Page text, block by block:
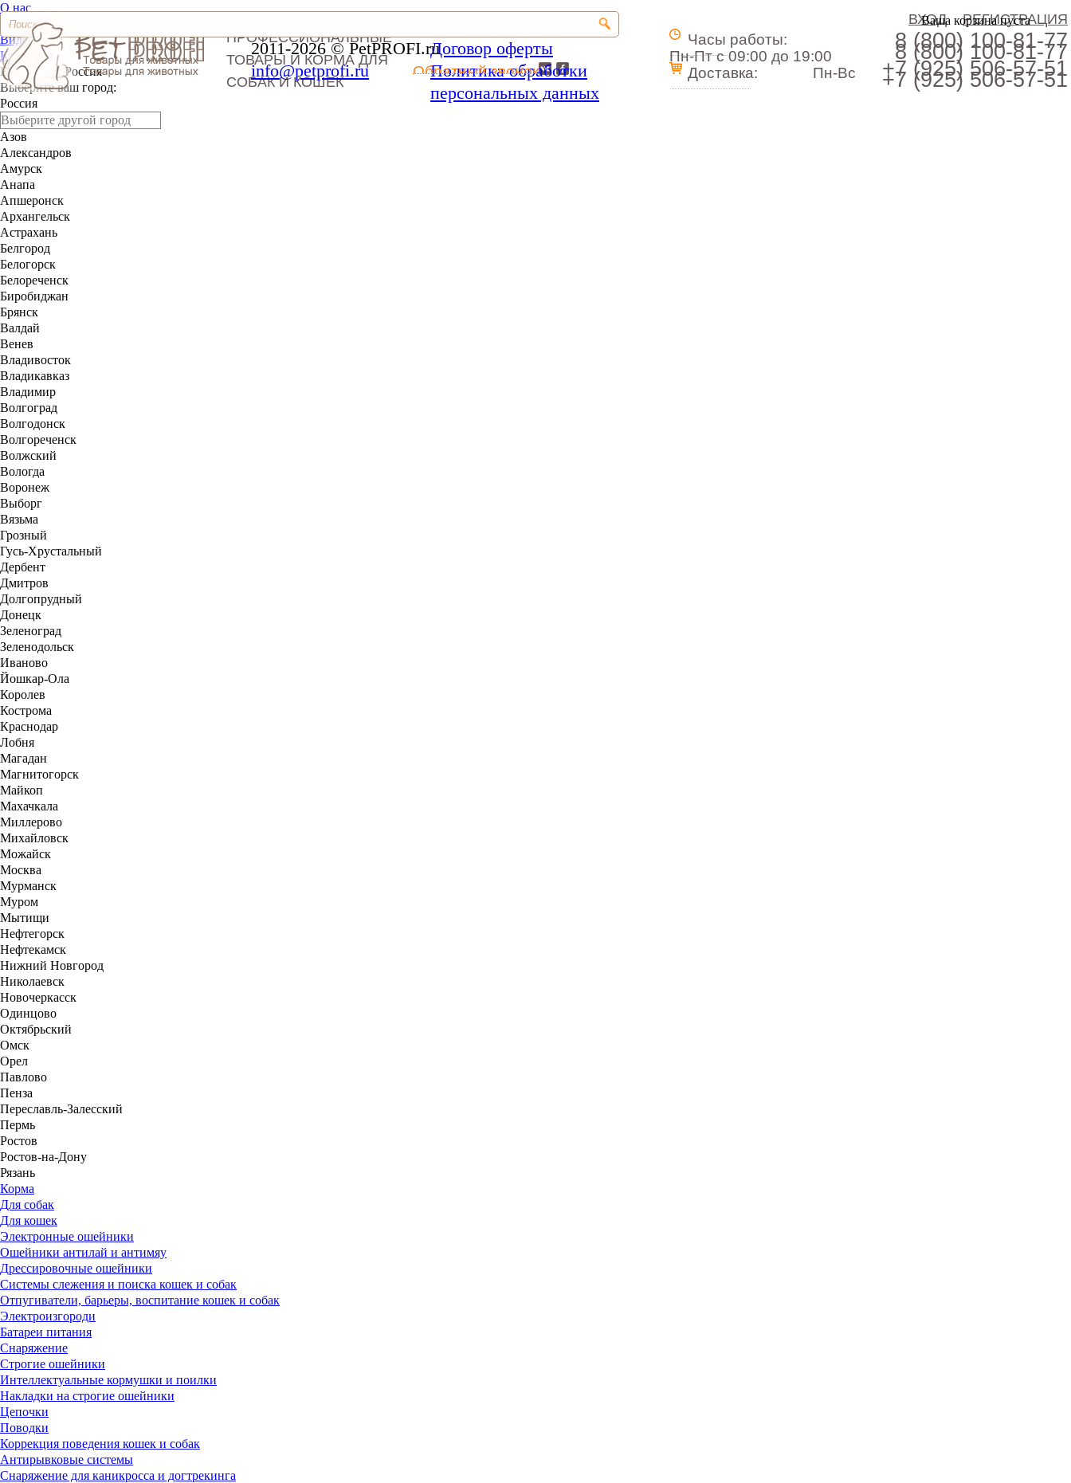
О нас
Доставка и оплата
Видео
Контакты
Ваш город: Россия
Выберите ваш город:
Россия
Азов
Александров
Амурск
Анапа
Апшеронск
Архангельск
Астрахань
Белгород
Белогорск
Белореченск
Биробиджан
Брянск
Валдай
Венев
Владивосток
Владикавказ
Владимир
Волгоград
Волгодонск
Волгореченск
Волжский
Вологда
Воронеж
Выборг
Вязьма
Грозный
Гусь-Хрустальный
Дербент
Дмитров
Долгопрудный
Донецк
Зеленоград
Зеленодольск
Иваново
Йошкар-Ола
Королев
Кострома
Краснодар
Лобня
Магадан
Магнитогорск
Майкоп
Махачкала
Миллерово
Михайловск
Можайск
Москва
Мурманск
Муром
Мытищи
Нефтегорск
Нефтекамск
Нижний Новгород
Николаевск
Новочеркасск
Одинцово
Октябрьский
Омск
Орел
Павлово
Пенза
Переславль-Залесский
Пермь
Ростов
Ростов-на-Дону
Рязань
ВХОД
РЕГИСТРАЦИЯ
ПРОФЕССИОНАЛЬНЫЕ
ТОВАРЫ И КОРМА ДЛЯ
СОБАК И КОШЕК
Обратный звонок
Часы работы:
Пн-Пт с 09:00 до 19:00
Доставка:
Пн-Вс
8 (800) 100-81-77
+7 (925) 506-57-51
Ваша корзина пуста
Корма
Для собак
Для кошек
Электронные ошейники
Ошейники антилай и антимяу
Дрессировочные ошейники
Системы слежения и поиска кошек и собак
Отпугиватели, барьеры, воспитание кошек и собак
Электроизгороди
Батареи питания
Снаряжение
Строгие ошейники
Интеллектуальные кормушки и поилки
Накладки на строгие ошейники
Цепочки
Поводки
Коррекция поведения кошек и собак
Антирывковые системы
Снаряжение для каникросса и догтрекинга
2011-2026 © PetPROFI.ru
info@petprofi.ru
Договор оферты
Политика обработки
персональных данных
8 (800) 100-81-77
+7 (925) 506-57-51